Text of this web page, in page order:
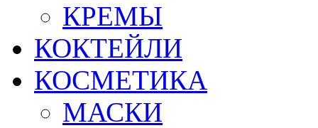
КРЕМЫ
КОКТЕЙЛИ
КОСМЕТИКА
МАСКИ